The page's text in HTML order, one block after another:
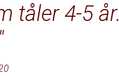
tåler 4-5 år.